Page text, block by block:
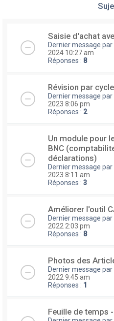
Saisie d'achat
Dernier message par
2024 10:27 am
Réponses : 8
Révision par
Dernier message par
2023 8:06 pm
Réponses : 2
Un module pour
BNC
déclarations)
Dernier message par
2023 8:11 am
Réponses : 3
Améliorer l'outil
Dernier message par
2022 2:03 pm
Réponses : 8
Photos des
Dernier message par
2022 9:45 am
Réponses : 1
Feuille de temps